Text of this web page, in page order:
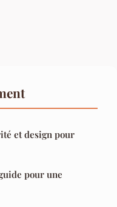
et design pour
pour une